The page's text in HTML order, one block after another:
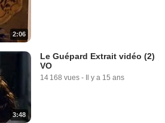
2:06
3:48
Le Guépard Extrait vidéo (2)
VO
14 168 vues - Il y a 15 ans